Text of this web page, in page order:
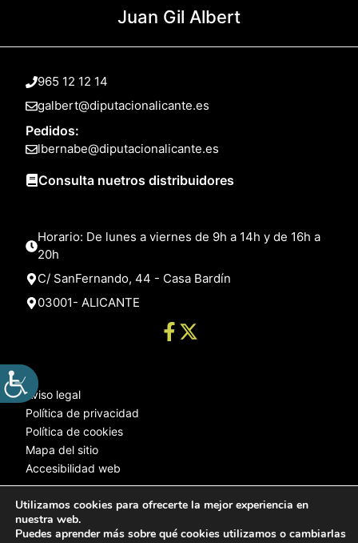
Juan Gil Albert
965 12 12 14
galbert@diputacionalicante.es
Pedidos:
lbernabe@diputacionalicante.es
Consulta nuetros distribuidores
Horario: De lunes a viernes de 9h a 14h y de 16h a
20h
C/ SanFernando, 44 - Casa Bardín
03001- ALICANTE
Aviso legal
Política de privacidad
Política de cookies
Mapa del sitio
Accesibilidad web
© 2025 Web desarrollada por el Servicio de Informática de Diputación
Utilizamos cookies para ofrecerte la mejor experiencia en
nuestra web.
Puedes aprender más sobre qué cookies utilizamos o cambiarlas